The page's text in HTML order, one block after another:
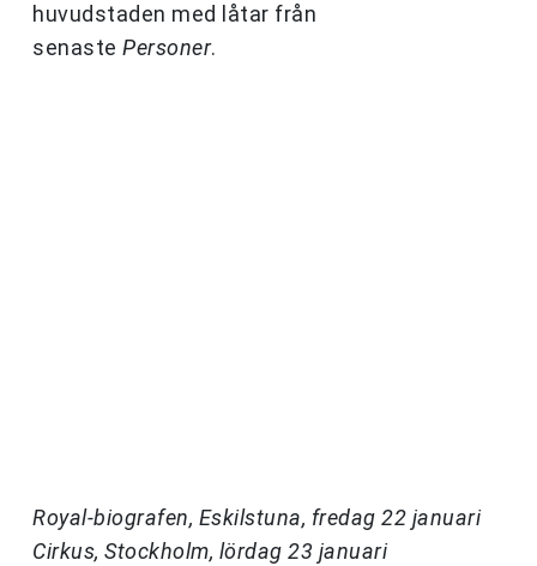
huvudstaden med låtar från
senaste Personer.
Royal-biografen, Eskilstuna, fredag 22 januari
Cirkus, Stockholm, lördag 23 januari